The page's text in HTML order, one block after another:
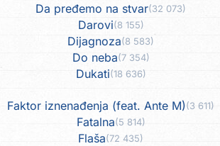
Da pređemo na stvar(32 073)
Darovi(8 155)
Dijagnoza(8 583)
Do neba(7 354)
Dukati(18 636)
Faktor iznenađenja (feat. Ante M)(3 611)
Fatalna(5 814)
Flaša(72 435)